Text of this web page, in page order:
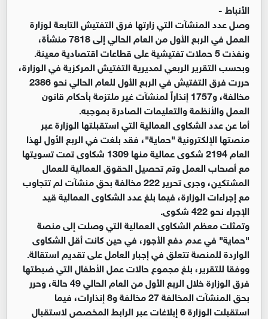
الأنباط -
وصل عدد المنشآت التي زارتها فرق التفتيش التابعة لوزارة
العمل في الربع الأول من العام الحالي إلى 7818 منشأة،
ونفذت 5 حملات تفتيشية على قطاعات اقتصادية معينة.
وبحسب التقرير الربعي لمديرية التفتيش المركزية في الوزارة،
حررت فرق التفتيش في الربع الأول للعام الحالي نحو 2386
مخالفة، و1757 إنذاراً لمنشآت غير ملتزمة بأحكام قانون
العمل والأنظمة والتعليمات الصادرة بموجبه.
أما عن عدد الشكاوى العمالية التي استقبلتها الوزارة عبر
منصتها الإلكترونية "حماية"، فقد بلغت في الربع الأول لهذا
العام 2194 شكوى عمالية منها 1309 شكاوى تمت تسويتها
مع أصحاب العمل وتم تحصيل الحقوق العمالية للعمال
المشتكين، وجرى تحرير 222 مخالفة بحق منشآت لم تتجاوب
مع إجراءات الوزارة، فيما بلغ عدد الشكاوى العمالية قيد
الإجراء نحو 422 شكوى.
وتمثلت معظم الشكاوى العمالية التي وصلت إلى منصة
"حماية" في عدم دفع الأجور، في حين كانت أقل الشكاوى
الواردة للمنصة تتعلق في إجبار العامل على تقديم استقالة.
ووفقا للتقرير، بلغ مجموع حالات عمل الأطفال التي ضبطتها
فرق الوزارة خلال الربع الأول من العام الحالي 49 حالة، وحرر
بحق المنشآت المخالفة 27 مخالفة و8 إنذارات، فيما
استقبلت الوزارة 6 إبلاغات عبر الرابط المخصص لاستقبال